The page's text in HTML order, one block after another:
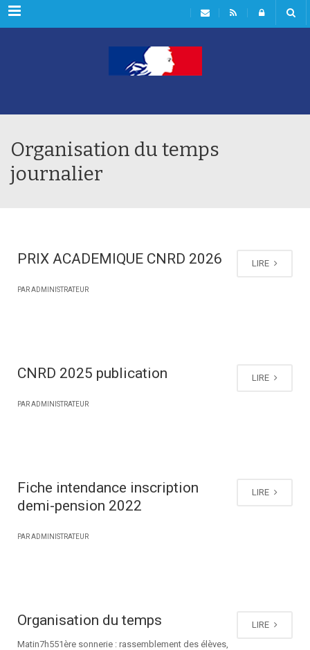
Menu
Organisation du temps
journalier
LIRE
PRIX ACADEMIQUE CNRD 2026
PAR ADMINISTRATEUR
LIRE
CNRD 2025 publication
PAR ADMINISTRATEUR
LIRE
Fiche intendance inscription
demi-pension 2022
PAR ADMINISTRATEUR
LIRE
Organisation du temps
Matin7h551ère sonnerie : rassemblement des élèves,